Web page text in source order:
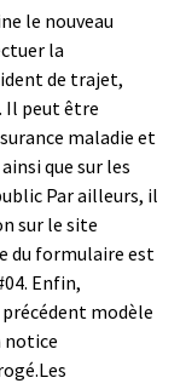
le nouveau
la
de trajet,
. Il peut être
maladie et
que sur les
Par ailleurs, il
sur le site
du formulaire est
Enfin,
précédent modèle
notice